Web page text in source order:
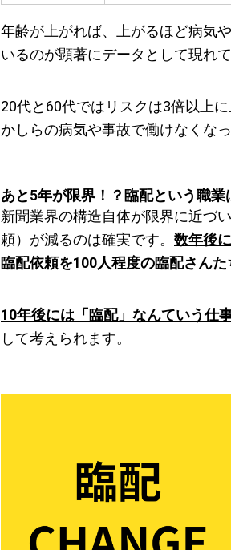
年齢が上がれば、上がるほど病気
いるのが顕著にデータとして現れて
20代と60代ではリスクは3倍以上
かしらの病気や事故で働けなくな
あと5年が限界！？臨配という職業
新聞業界の構造自体が限界に近づ
頼）が減るのは確実です。 数年後
臨配依頼を100人程度の臨配さんた
10年後には「臨配」なんていう仕
して考えられます。